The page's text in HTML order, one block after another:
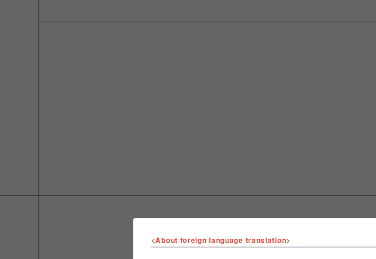
<About foreign language translation>